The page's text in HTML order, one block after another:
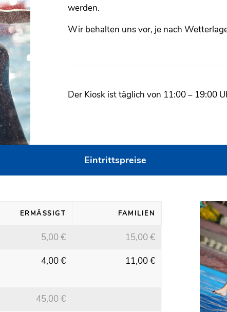
werden.
Wir behalten uns vor, je nach
Der Kiosk ist täglich von 11:00 – 19:00
Eintrittspreise
ERMÄSSIGT FAMILIEN
5,00 €
15,00 €
4,00 € 11,00 €
45,00 €